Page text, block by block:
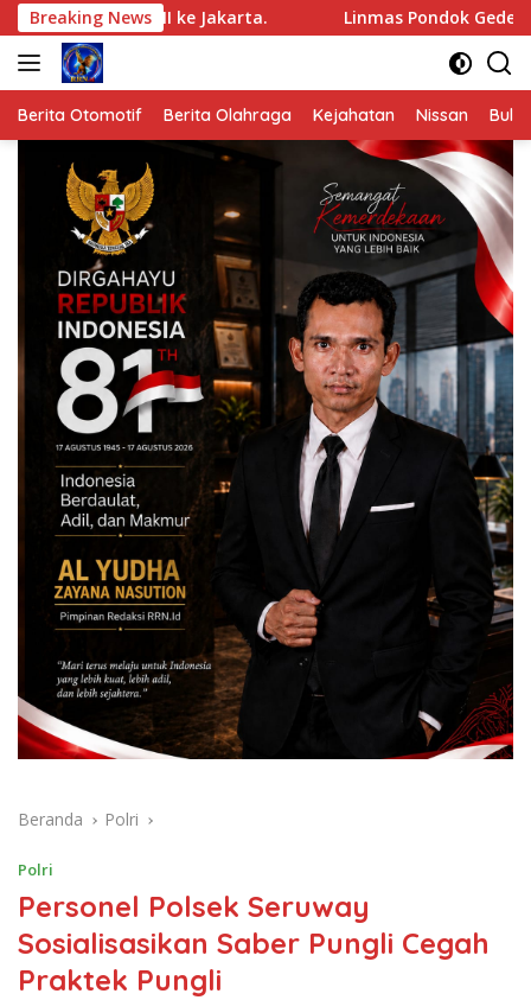
Langsung
ke
konten
Breaking News
XII ke Jakarta. Linmas Pondok Gede Raih Juara III
Berita Otomotif Berita Olahraga Kejahatan Nissan
Beranda Polri
Polri
Personel Polsek Seruway
Sosialisasikan Saber Pungli Cegah
Praktek Pungli